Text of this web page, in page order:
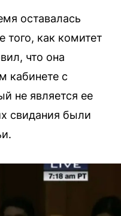
оставалась
того, как комитет
что она
кабинете с
не является ее
свидания были